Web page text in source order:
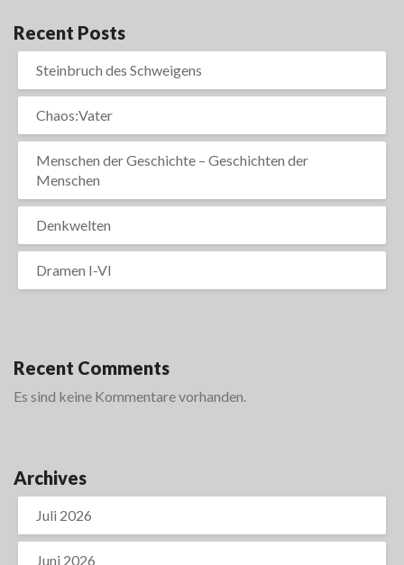
Recent Posts
Steinbruch des Schweigens
Chaos:Vater
Menschen der Geschichte – Geschichten der
Menschen
Denkwelten
Dramen I-VI
Recent Comments
Es sind keine Kommentare vorhanden.
Archives
Juli 2026
Juni 2026